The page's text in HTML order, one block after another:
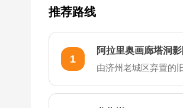
推荐路线
1
阿拉里奥画廊塔洞
由济州老城区弃置的